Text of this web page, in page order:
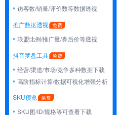
访客数/销量/评价数等数据透视
推广数据透视
联盟比例/推广量/券后价等透视
抖音罗盘工具
经营/渠道/市场/竞争多种数据下载
高阶指标计算/数据可视化增强分析
SKU预览
SKU图/ID/规格等可查看下载